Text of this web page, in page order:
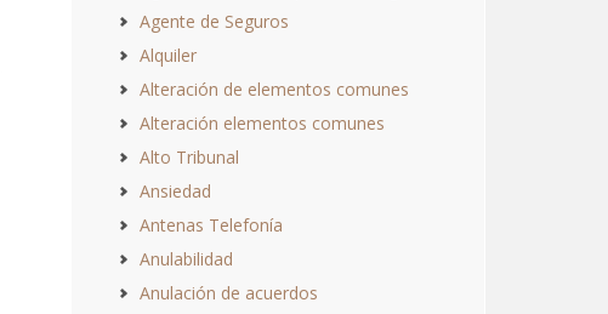
Agente de Seguros
Alquiler
Alteración de elementos comunes
Alteración elementos comunes
Alto Tribunal
Ansiedad
Antenas Telefonía
Anulabilidad
Anulación de acuerdos